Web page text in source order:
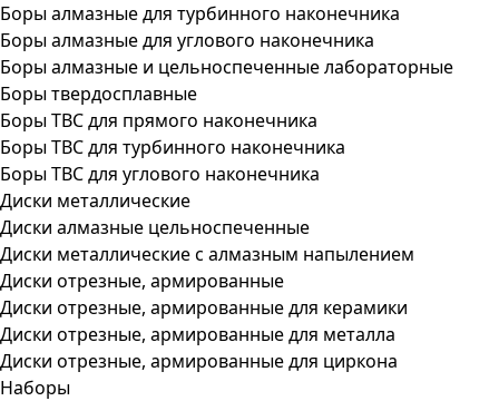
Боры алмазные для турбинного наконечника
Боры алмазные для углового наконечника
Боры алмазные и цельноспеченные лабораторные
Боры твердосплавные
Боры ТВС для прямого наконечника
Боры ТВС для турбинного наконечника
Боры ТВС для углового наконечника
Диски металлические
Диски алмазные цельноспеченные
Диски металлические с алмазным напылением
Диски отрезные, армированные
Диски отрезные, армированные для керамики
Диски отрезные, армированные для металла
Диски отрезные, армированные для циркона
Наборы